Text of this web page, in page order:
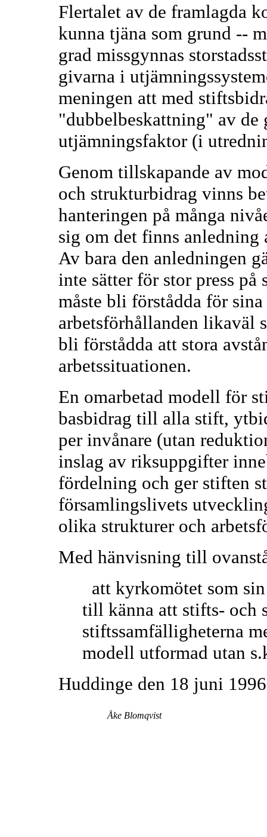
Flertalet av de framlagda
kunna tjäna som grund --
grad missgynnas
givarna i
meningen att med
"dubbelbeskattning" av de
utjämningsfaktor (i
Genom tillskapande av
och strukturbidrag vinns
hanteringen på många
sig om det finns anledning
Av bara den anledningen
inte sätter för stor press
måste bli förstådda för
arbetsförhållanden likaväl
bli förstådda att stora
arbetssituationen.
En omarbetad modell för
basbidrag till alla stift,
per invånare (utan
inslag av riksuppgifter
fördelning och ger stiften
församlingslivets
olika strukturer och
Med hänvisning till
att kyrkomötet som
till känna att stifts- och
stiftssamfälligheterna
modell utformad utan
Huddinge den 18 juni 1996
Åke Blomqvist